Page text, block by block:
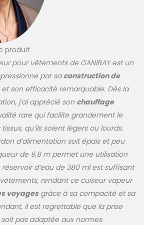
chutes. Profitez d'une
expérience de
repassage sûre et
vêtements Câble
étendu et portabilité :
avec un cordon
d'alimentation de 3 m
de long, ce défroisseur
vapeur offre une
flexibilité maximale et
une liberté de
mouvement. Le design
compact et amovible
est parfait pour un
usage domestique ou
en voyage Grande
capacité du réservoir
d'eau : équipé d'un
produit
pour vêtements de GANIBAY est un
par sa construction de
son efficacité remarquable. Dès la
j’ai apprécié son chauffage
rare qui facilite grandement le
qu’ils soient légers ou lourds.
d’alimentation soit épais et peu
de 9,8 m permet une utilisation
d’eau de 380 ml est suffisant
rendant ce cuiseur vapeur
voyagesgrâce à sa compacité et sa
il est regrettable que la prise
pas adaptée aux normes